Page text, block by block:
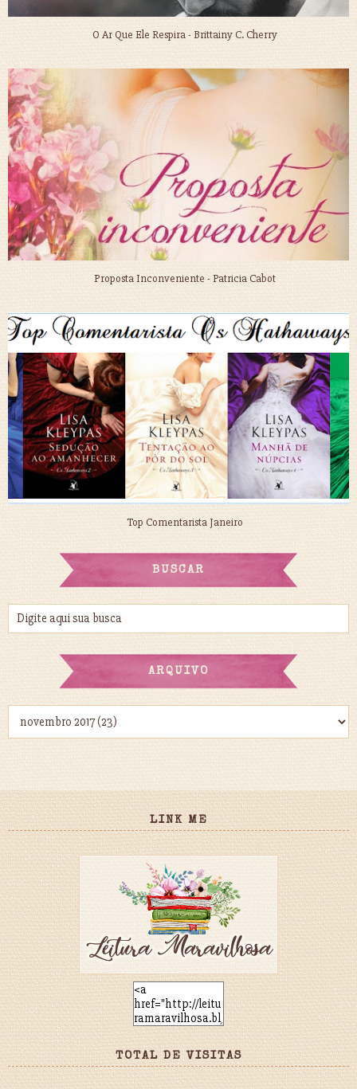
O Ar Que Ele Respira - Brittainy C. Cherry
Proposta Inconveniente - Patricia Cabot
Top Comentarista Janeiro
BUSCAR
ARQUIVO
LINK ME
TOTAL DE VISITAS